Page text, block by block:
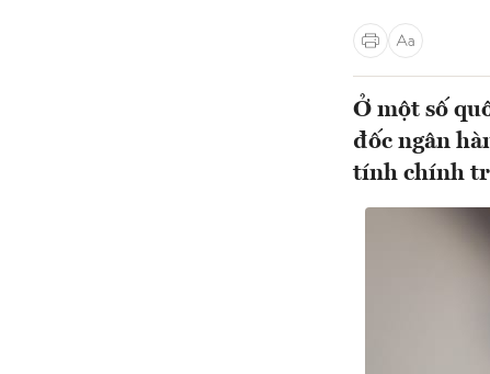
Ở một số
đốc ngân
tính chính